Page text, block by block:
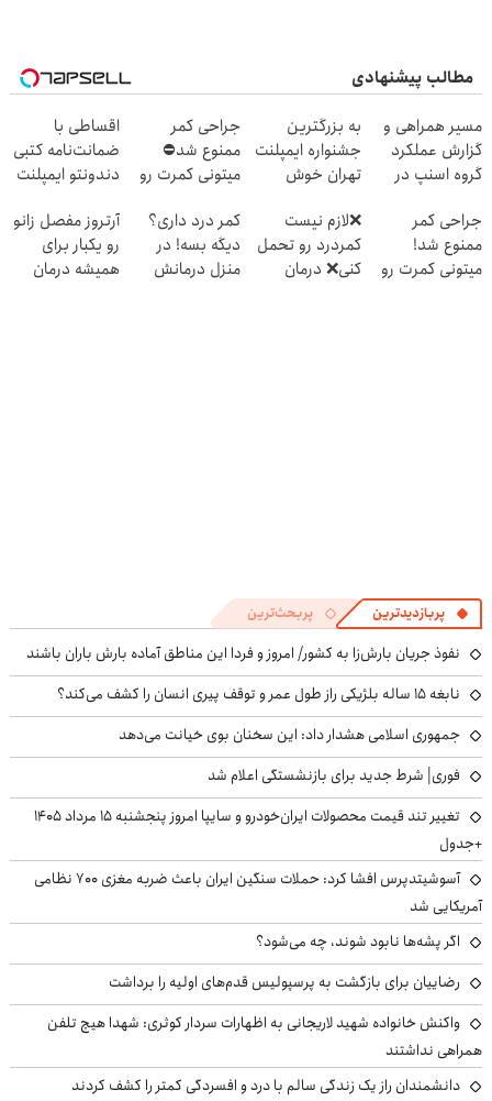
مطالب پیشنهادی
مسیر همراهی و
گزارش عملکرد
گروه اسنپ در
به بزرگترین
جشنواره ایمپلنت
تهران خوش
۲۵ میلیون !
جراحی کمر
ممنوع شد⛔
میتونی کمرت رو
کنی! 👈🏻
پرسش‌نامه
اقساطی با
ضمانت‌نامه کتبی
دندونتو ایمپلنت
جراحی کمر
ممنوع شد!
میتونی کمرت رو
❌لازم نیست
کمردرد رو تحمل
کنی❌ درمان
کمر درد داری؟
دیگه بسه! در
منزل درمانش
آرتروز مفصل زانو
رو یکبار برای
همیشه درمان
پربازدیدترین پربحث‌ترین
نفوذ جریان بارش‌زا به کشور/ امروز و فردا این مناطق آماده بارش باران باشند
نابغه ۱۵ ساله بلژیکی راز طول عمر و توقف پیری انسان را کشف می‌کند؟
جمهوری اسلامی هشدار داد: این سخنان بوی خیانت می‌دهد
فوری| شرط جدید برای بازنشستگی اعلام شد
تغییر تند قیمت محصولات ایران‌خودرو و سایپا امروز پنجشنبه ۱۵ مرداد ۱۴۰۵
+جدول
آسوشیتدپرس افشا کرد: حملات سنگین ایران باعث ضربه مغزی ۷۰۰ نظامی
آمریکایی شد
اگر پشه‌ها نابود شوند، چه می‌شود؟
رضاییان برای بازگشت به پرسپولیس قدم‌های اولیه را برداشت
واکنش خانواده شهید لاریجانی به اظهارات سردار کوثری: شهدا هیچ تلفن
همراهی نداشتند
دانشمندان راز یک زندگی سالم با درد و افسردگی کمتر را کشف کردند